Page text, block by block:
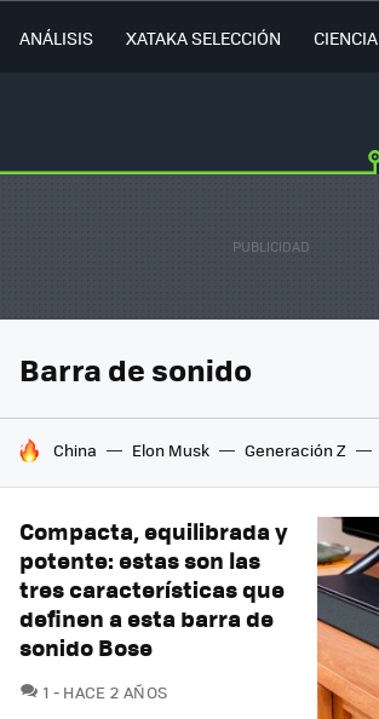
ANÁLISIS XATAKA SELECCIÓN CIENCIA
Barra de sonido
HOY SE HABLA DE
China Elon Musk Generación Z
Compacta, equilibrada y
potente: estas son las
tres características que
definen a esta barra de
sonido Bose
1 COMENTARIOS
HACE 2 AÑOS